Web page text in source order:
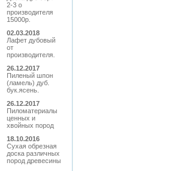
2-3 о
производителя
15000р.
02.03.2018
Лафет дубовый
от
производителя.
26.12.2017
Пиленый шпон
(ламель) дуб.
бук.ясень.
26.12.2017
Пиломатериалы
ценных и
хвойных пород
18.10.2016
Сухая обрезная
доска различных
пород древесины